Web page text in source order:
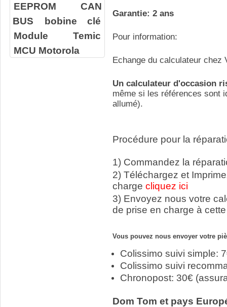
EEPROM
CAN
BUS
bobine clé
Module Temic
MCU Motorola
Garantie: 2 ans
Pour information:
Echange du calculateur chez
Un calculateur d'occasion
même si les références sont
allumé).
Procédure pour la
1) Commandez la
2) Téléchargez et
charge cliquez ici
3) Envoyez nous votre
de prise en charge à
Vous pouvez nous envoyer votre
Colissimo suivi simple:
Colissimo suivi
Chronopost: 30€
Dom Tom et pays